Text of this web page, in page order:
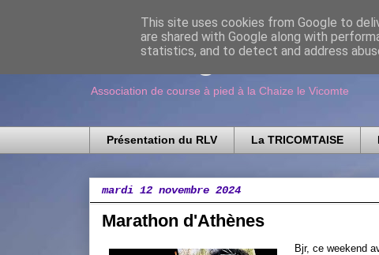
Running Loisir
Association de course à pied à la Chaize le Vicomte
Présentation du RLV La TRICOMTAISE
mardi 12 novembre 2024
Marathon d'Athènes
Bjr, ce weekend
This site uses cookies from Google to
are shared with Google along with
statistics, and to detect and address